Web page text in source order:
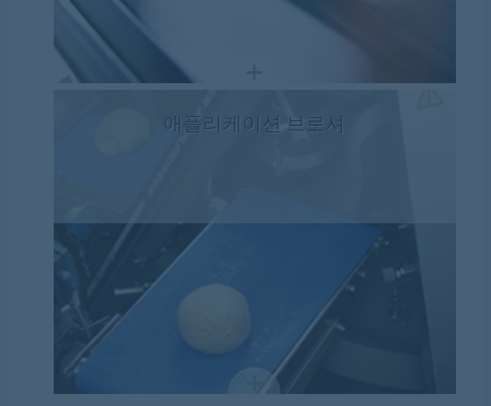
애플리케이션 브로셔